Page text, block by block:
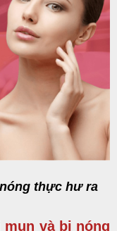
thực hư ra
mụn và bị nóng